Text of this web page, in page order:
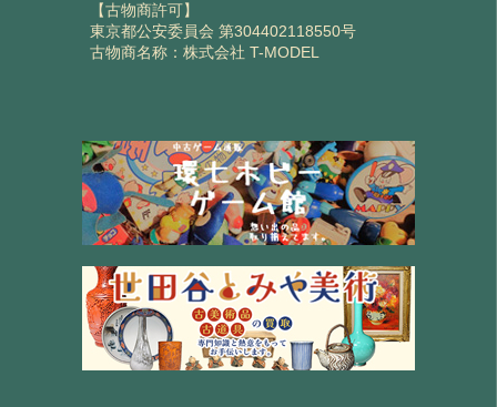
【古物商許可】
東京都公安委員会 第304402118550号
古物商名称：株式会社 T-MODEL